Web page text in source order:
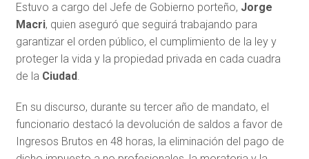
Estuvo a cargo del Jefe de Gobierno porteño, Jorge
Macri, quien aseguró que seguirá trabajando para
garantizar el orden público, el cumplimiento de la ley y
proteger la vida y la propiedad privada en cada cuadra
de la Ciudad.
En su discurso, durante su tercer año de mandato, el
funcionario destacó la devolución de saldos a favor de
Ingresos Brutos en 48 horas, la eliminación del pago de